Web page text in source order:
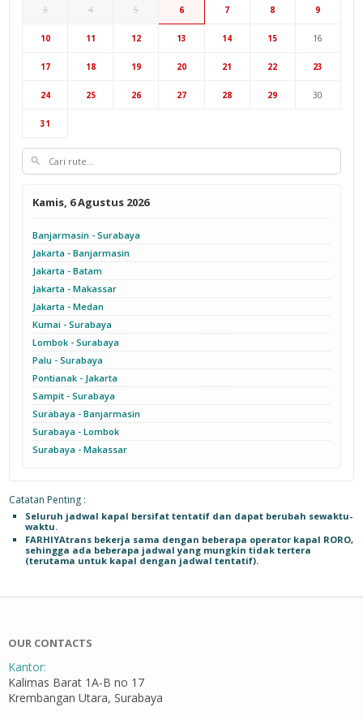
Hub Surabaya
Cab Yogyakarta
3 4 5 6 7 8 9
10 11 12 13 14 15 16
17 18 19 20 21 22 23
24 25 26 27 28 29 30
31
Kamis, 6 Agustus 2026
Banjarmasin - Surabaya
Jakarta - Banjarmasin
Jakarta - Batam
Jakarta - Makassar
Jakarta - Medan
Kumai - Surabaya
Lombok - Surabaya
Palu - Surabaya
Pontianak - Jakarta
Sampit - Surabaya
Surabaya - Banjarmasin
Surabaya - Lombok
Surabaya - Makassar
Catatan Penting :
Seluruh jadwal kapal bersifat tentatif dan dapat berubah sewaktu-
waktu.
FARHIYAtrans bekerja sama dengan beberapa operator kapal RORO,
sehingga ada beberapa jadwal yang mungkin tidak tertera
(terutama untuk kapal dengan jadwal tentatif).
OUR CONTACTS
Kantor:
Kalimas Barat 1A-B no 17
Krembangan Utara, Surabaya